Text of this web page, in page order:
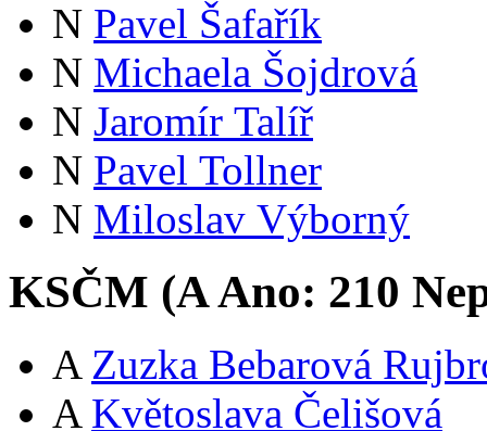
N Pavel Šafařík
N Michaela Šojdrová
N Jaromír Talíř
N Pavel Tollner
N Miloslav Výborný
KSČM (AAno: 210
A Zuzka Bebarová
A Květoslava Čelišová